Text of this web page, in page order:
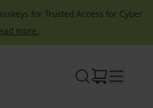
for Trusted Access for Cyber
more.